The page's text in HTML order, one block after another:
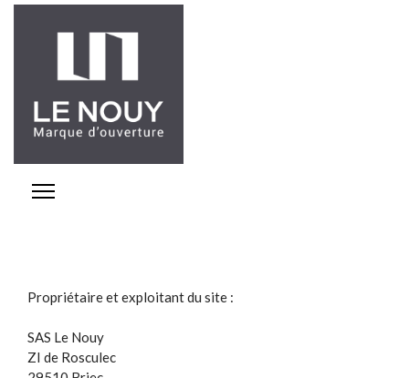
Propriétaire et exploitant du site :
SAS Le Nouy
ZI de Rosculec